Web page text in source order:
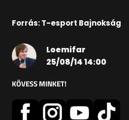
Forrás: T-esport Bajnokság
Loemifar
25/08/14 14:00
KÖVESS MINKET!